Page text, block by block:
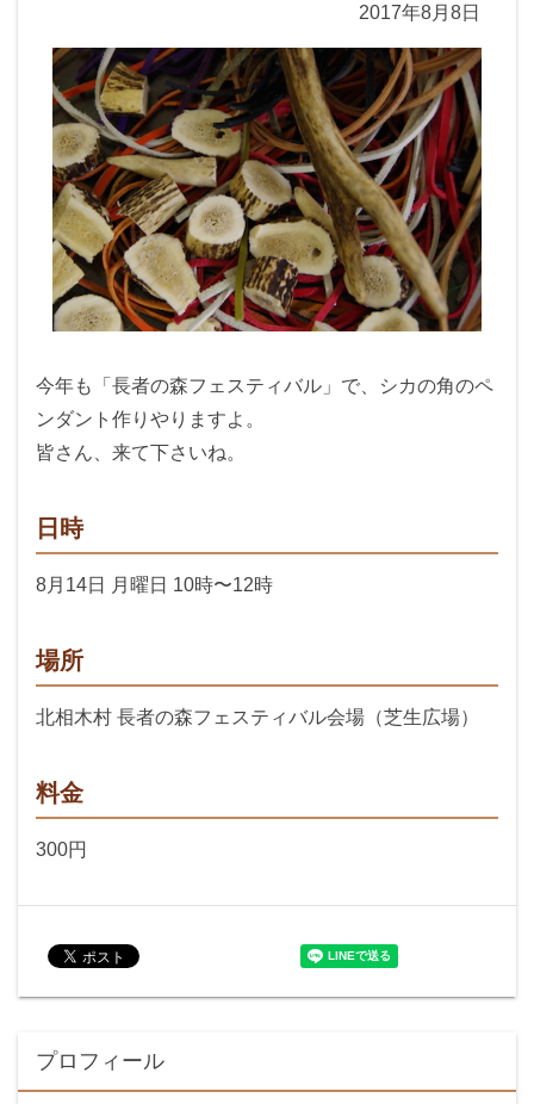
2017年8月8日
今年も「長者の森フェスティバル」で、シカの角のペ
ンダント作りやりますよ。
皆さん、来て下さいね。
日時
8月14日 月曜日 10時〜12時
場所
北相木村 長者の森フェスティバル会場（芝生広場）
料金
300円
プロフィール